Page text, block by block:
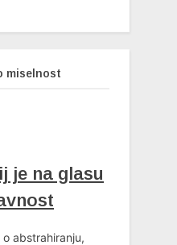
miselnost
je na glasu
abstrahiranju,